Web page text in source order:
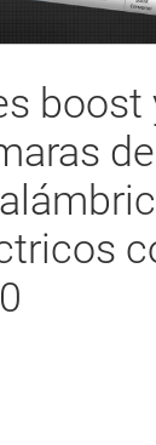
boost
de